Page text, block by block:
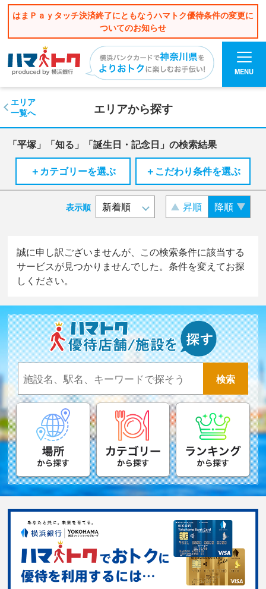
はまＰａｙタッチ決済終了にともなうハマトク優待条件の変更に
ついてのお知らせ
MENU
エリアから探す
エリア
一覧へ
「平塚」「知る」「誕生日・記念日」の検索結果
＋カテゴリーを選ぶ
＋こだわり条件を選ぶ
表示順 昇順 降順
誠に申し訳ございませんが、この検索条件に該当する
サービスが見つかりませんでした。条件を変えてお探
しください。